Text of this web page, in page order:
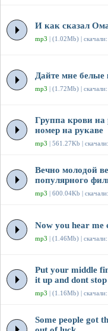
И как сказал
mp3 | (1.02Mb) |
Дайте мне белые
mp3 | (1.72Mb) |
Группа крови
номер на рукаве
mp3 | 561.27Kb |
Вечно молодой
популярного
mp3 | 600.04Kb |
Now you hear me
mp3 | (1.46Mb) |
Put your middle
it up and dont stop
mp3 | (1.16Mb) |
Some people got